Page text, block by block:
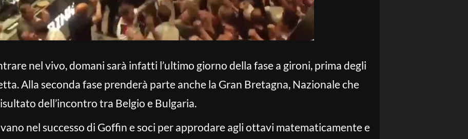
nel vivo, domani sarà infatti l’ultimo giorno della fase a gironi, prima degli
Alla seconda fase prenderà parte anche la Gran Bretagna, Nazionale che
dell’incontro tra Belgio e Bulgaria.
nel successo di Goffin e soci per approdare agli ottavi matematicamente e